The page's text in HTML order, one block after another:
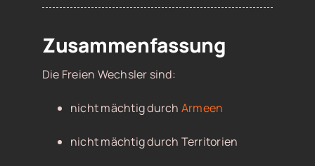
Zusammenfassung
Die Freien Wechsler sind:
nicht mächtig durch Armeen
nicht mächtig durch Territorien